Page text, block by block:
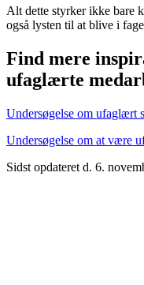
Alt dette styrker ikke bare
også lysten til at blive i
Find mere
ufaglærte
Undersøgelse om ufaglært
Undersøgelse om at være
Sidst opdateret d. 6.